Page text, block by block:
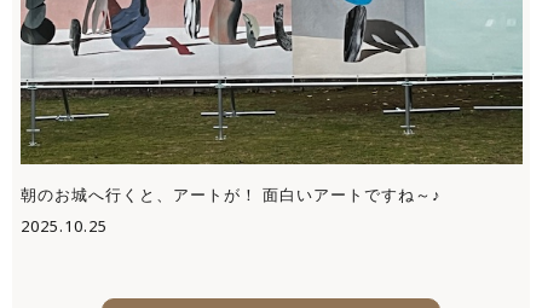
朝のお城へ行くと、アートが！ 面白いアートですね～♪
2025.10.25